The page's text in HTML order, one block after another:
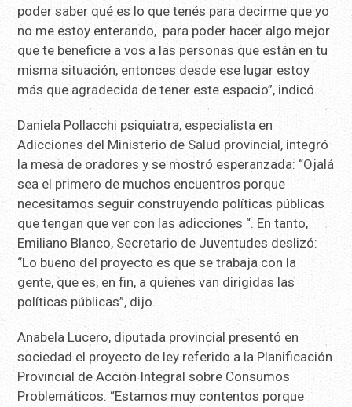
poder saber qué es lo que tenés para decirme que yo
no me estoy enterando, para poder hacer algo mejor
que te beneficie a vos a las personas que están en tu
misma situación, entonces desde ese lugar estoy
más que agradecida de tener este espacio”, indicó.
Daniela Pollacchi psiquiatra, especialista en
Adicciones del Ministerio de Salud provincial, integró
la mesa de oradores y se mostró esperanzada: “Ojalá
sea el primero de muchos encuentros porque
necesitamos seguir construyendo políticas públicas
que tengan que ver con las adicciones “. En tanto,
Emiliano Blanco, Secretario de Juventudes deslizó:
“Lo bueno del proyecto es que se trabaja con la
gente, que es, en fin, a quienes van dirigidas las
políticas públicas”, dijo.
Anabela Lucero, diputada provincial presentó en
sociedad el proyecto de ley referido a la Planificación
Provincial de Acción Integral sobre Consumos
Problemáticos. “Estamos muy contentos porque